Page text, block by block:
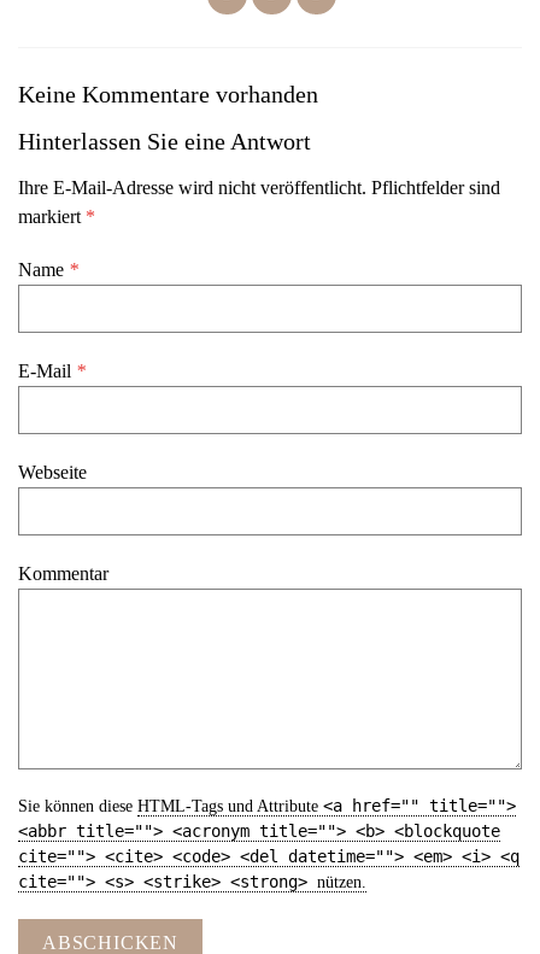
Keine Kommentare vorhanden
Hinterlassen Sie eine Antwort
Ihre E-Mail-Adresse wird nicht veröffentlicht. Pflichtfelder sind
markiert *
Name *
E-Mail *
Webseite
Kommentar
Sie können diese HTML-Tags und Attribute <a href="" title="">
<abbr title=""> <acronym title=""> <b> <blockquote
cite=""> <cite> <code> <del datetime=""> <em> <i> <q
cite=""> <s> <strike> <strong> nützen.
ABSCHICKEN